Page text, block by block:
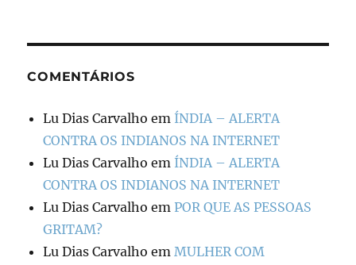
COMENTÁRIOS
Lu Dias Carvalho em ÍNDIA – ALERTA
CONTRA OS INDIANOS NA INTERNET
Lu Dias Carvalho em ÍNDIA – ALERTA
CONTRA OS INDIANOS NA INTERNET
Lu Dias Carvalho emPOR QUE AS PESSOAS
GRITAM?
Lu Dias Carvalho emMULHER COM